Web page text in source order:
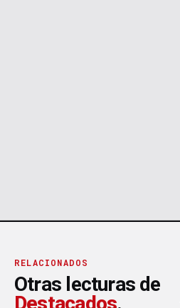
RELACIONADOS
Otras lecturas de